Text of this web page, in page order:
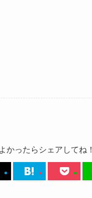
よかったらシェアしてね！